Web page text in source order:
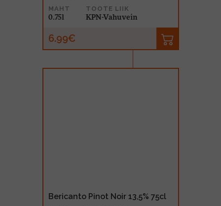
MAHT
0.75l
TOOTE LIIK
KPN-Vahuvein
6.99€
Bericanto Pinot Noir 13,5% 75cl